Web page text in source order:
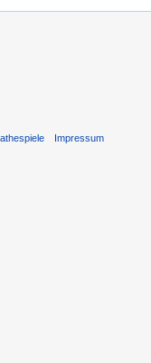
Impressum